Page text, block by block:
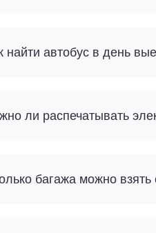
найти автобус в день
ли распечатывать